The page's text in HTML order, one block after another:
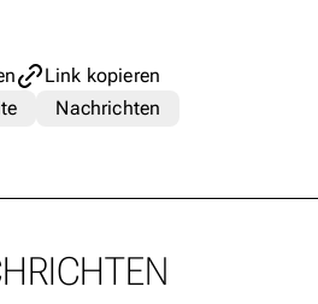
Link kopieren
Nachrichten